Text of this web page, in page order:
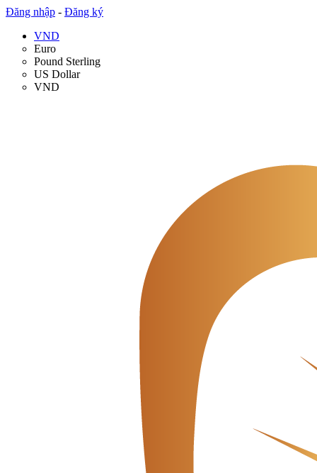
Đăng nhập - Đăng ký
VND
Euro
Pound Sterling
US Dollar
VND